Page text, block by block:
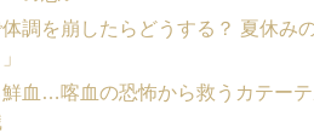
調を崩したらどうする？ 夏休み
鮮血…喀血の恐怖から救うカテー